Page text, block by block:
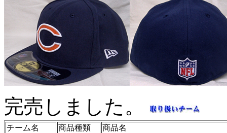
完売しました。
チーム名 商品種類
商品名